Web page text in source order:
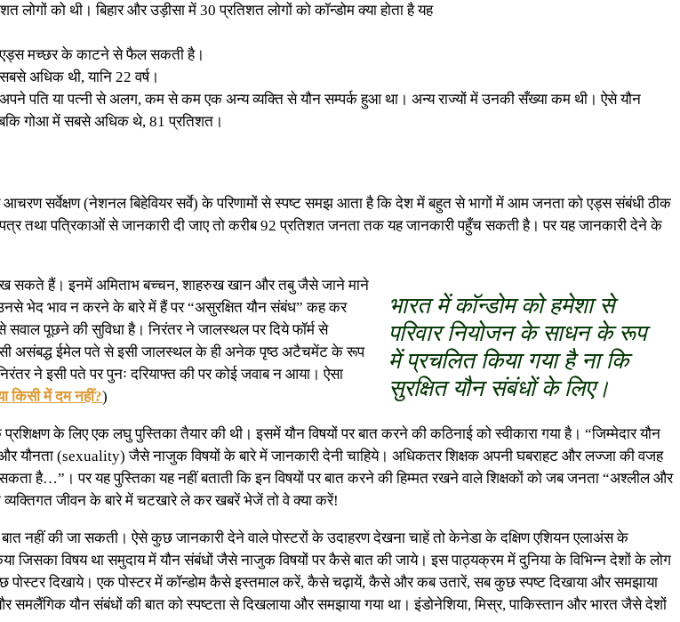
को थी। बिहार और उड़ीसा में 30 प्रतिशत लोगों को कॉन्डोम क्या होता है यह
एड्स मच्छर के काटने से फैल सकती है।
अधिक थी, यानि 22 वर्ष।
पति या पत्नी से अलग, कम से कम एक अन्य व्यक्ति से यौन सम्पर्क हुआ था। अन्य राज्यों में उनकी सँख्या कम थी। ऐसे यौन
गोआ में सबसे अधिक थे, 81 प्रतिशत।
सर्वेक्षण (नेशनल बिहेवियर सर्वे) के परिणामों से स्पष्ट समझ आता है कि देश में बहुत से भागों में आम जनता को एड्स संबंधी ठीक
तथा पत्रिकाओं से जानकारी दी जाए तो करीब 92 प्रतिशत जनता तक यह जानकारी पहुँच सकती है। पर यह जानकारी देने के
भारत में कॉन्डोम को हमेशा से
परिवार नियोजन के साधन के रूप
में प्रचलित किया गया है ना कि
सुरक्षित यौन संबंधों के लिए।
देख सकते हैं। इनमें अमिताभ बच्चन, शाहरुख खान और तबु जैसे जाने माने
भेद भाव न करने के बारे में हैं पर “असुरक्षित यौन संबंध” कह कर
पूछने की सुविधा है। निरंतर ने जालस्थल पर दिये फॉर्म से
असंबद्ध ईमेल पते से इसी जालस्थल के ही अनेक पृष्ठ अटैचमेंट के रूप
ने इसी पते पर पुनः दरियाफ्त की पर कोई जवाब न आया। ऐसा
किसी में दम नहीं?)
प्रशिक्षण के लिए एक लघु पुस्तिका तैयार की थी। इसमें यौन विषयों पर बात करने की कठिनाई को स्वीकारा गया है। “जिम्मेदार यौन
और यौनता (sexuality) जैसे नाजुक विषयों के बारे में जानकारी देनी चाहिये। अधिकतर शिक्षक अपनी घबराहट और लज्जा की वजह
है…”। पर यह पुस्तिका यह नहीं बताती कि इन विषयों पर बात करने की हिम्मत रखने वाले शिक्षकों को जब जनता “अश्लील और
जीवन के बारे में चटखारे ले कर खबरें भेजें तो वे क्या करें!
नहीं की जा सकती। ऐसे कुछ जानकारी देने वाले पोस्टरों के उदाहरण देखना चाहें तो केनेडा के दक्षिण एशियन एलाअंस के
विषय था समुदाय में यौन संबंधों जैसे नाजुक विषयों पर कैसे बात की जाये। इस पाठ्यक्रम में दुनिया के विभिन्न देशों के लोग
दिखाये। एक पोस्टर में कॉन्डोम कैसे इस्तमाल करें, कैसे चढ़ायें, कैसे और कब उतारें, सब कुछ स्पष्ट दिखाया और समझाया
यौन संबंधों की बात को स्पष्टता से दिखलाया और समझाया गया था। इंडोनेशिया, मिस्र, पाकिस्तान और भारत जैसे देशों